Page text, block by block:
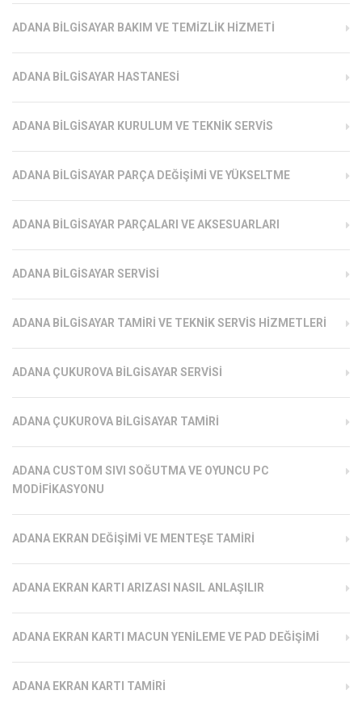
ADANA BILGISAYAR BAKIM VE TEMIZLIK HIZMETI
ADANA BILGISAYAR HASTANESI
ADANA BILGISAYAR KURULUM VE TEKNIK SERVIS
ADANA BILGISAYAR PARÇA DEĞIŞIMI VE YÜKSELTME
ADANA BILGISAYAR PARÇALARI VE AKSESUARLARI
ADANA BILGISAYAR SERVISI
ADANA BILGISAYAR TAMIRI VE TEKNIK SERVIS HIZMETLERI
ADANA ÇUKUROVA BILGISAYAR SERVISI
ADANA ÇUKUROVA BILGISAYAR TAMIRI
ADANA CUSTOM SIVI SOĞUTMA VE OYUNCU PC
MODIFIKASYONU
ADANA EKRAN DEĞIŞIMI VE MENTEŞE TAMIRI
ADANA EKRAN KARTI ARIZASI NASIL ANLAŞILIR
ADANA EKRAN KARTI MACUN YENILEME VE PAD DEĞIŞIMI
ADANA EKRAN KARTI TAMIRI